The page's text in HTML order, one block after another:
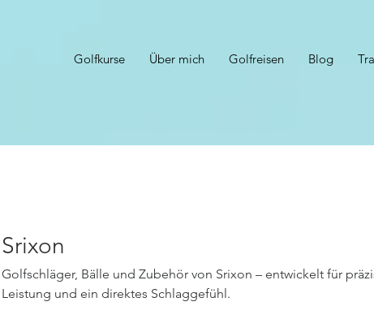
Golfkurse Über mich Golfreisen Blog
Srixon
Golfschläger, Bälle und Zubehör von Srixon – entwickelt für
Leistung und ein direktes Schlaggefühl.